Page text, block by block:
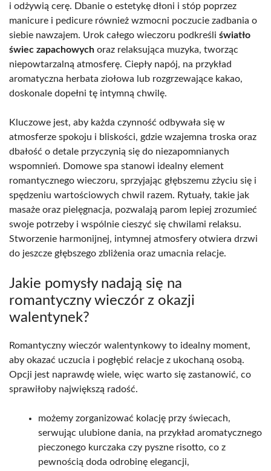
i odżywią cerę. Dbanie o estetykę dłoni i stóp poprzez
manicure i pedicure również wzmocni poczucie zadbania o
siebie nawzajem. Urok całego wieczoru podkreśli światło
świec zapachowych oraz relaksująca muzyka, tworząc
niepowtarzalną atmosferę. Ciepły napój, na przykład
aromatyczna herbata ziołowa lub rozgrzewające kakao,
doskonale dopełni tę intymną chwilę.
Kluczowe jest, aby każda czynność odbywała się w
atmosferze spokoju i bliskości, gdzie wzajemna troska oraz
dbałość o detale przyczynią się do niezapomnianych
wspomnień. Domowe spa stanowi idealny element
romantycznego wieczoru, sprzyjając głębszemu zżyciu się i
spędzeniu wartościowych chwil razem. Rytuały, takie jak
masaże oraz pielęgnacja, pozwalają parom lepiej zrozumieć
swoje potrzeby i wspólnie cieszyć się chwilami relaksu.
Stworzenie harmonijnej, intymnej atmosfery otwiera drzwi
do jeszcze głębszego zbliżenia oraz umacnia relacje.
Jakie pomysły nadają się na
romantyczny wieczór z okazji
walentynek?
Romantyczny wieczór walentynkowy to idealny moment,
aby okazać uczucia i pogłębić relacje z ukochaną osobą.
Opcji jest naprawdę wiele, więc warto się zastanowić, co
sprawiłoby największą radość.
możemy zorganizować kolację przy świecach,
serwując ulubione dania, na przykład aromatycznego
pieczonego kurczaka czy pyszne risotto, co z
pewnością doda odrobinę elegancji,